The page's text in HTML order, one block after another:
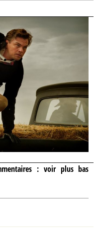
: voir plus bas